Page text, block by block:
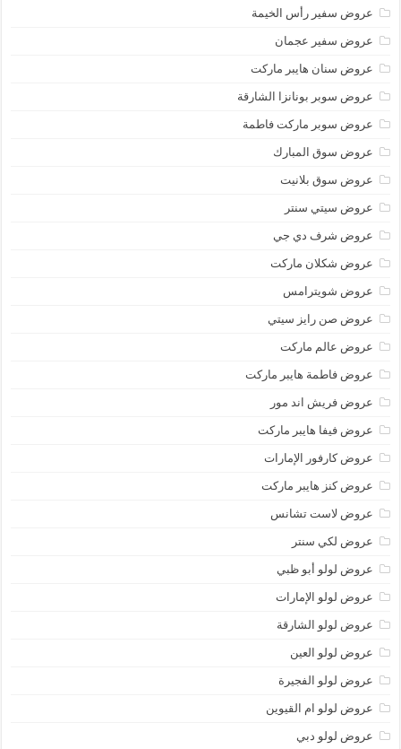
عروض سفير رأس الخيمة
عروض سفير عجمان
عروض سنان هايبر ماركت
عروض سوبر بونانزا الشارقة
عروض سوبر ماركت فاطمة
عروض سوق المبارك
عروض سوق بلانيت
عروض سيتي سنتر
عروض شرف دي جي
عروض شكلان ماركت
عروض شويترامس
عروض صن رايز سيتي
عروض عالم ماركت
عروض فاطمة هايبر ماركت
عروض فريش اند مور
عروض فيفا هايبر ماركت
عروض كارفور الإمارات
عروض كنز هايبر ماركت
عروض لاست تشانس
عروض لكي سنتر
عروض لولو أبو ظبي
عروض لولو الإمارات
عروض لولو الشارقة
عروض لولو العين
عروض لولو الفجيرة
عروض لولو ام القيوين
عروض لولو دبي